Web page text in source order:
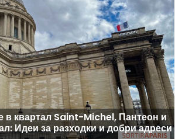
в квартал Saint-Michel, Пантеон и
Идеи за разходки и добри адреси